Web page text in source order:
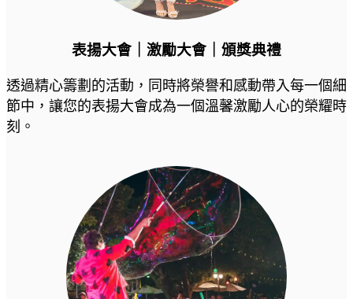
表揚大會｜激勵大會｜頒獎典禮
透過精心籌劃的活動，同時將榮譽和感動帶入每一個細
節中，讓您的表揚大會成為一個溫馨激勵人心的榮耀時
刻。